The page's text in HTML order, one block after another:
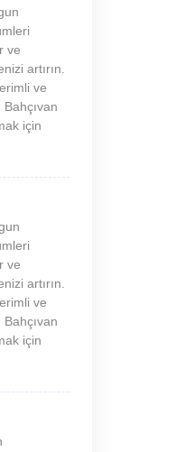
ve
artırın.
ve
için
ve
artırın.
ve
için